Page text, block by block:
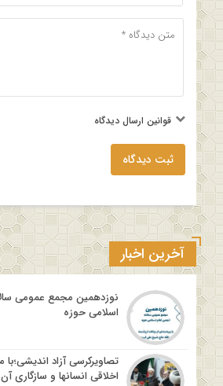
قوانین ارسال دیدگاه
ثبت دیدگاه
آخرین اخبار
نوزدهمین مجمع عمومی
اسلامی حوزه
تصاویرکرسی آزاد
اخلاقی انسانها و سازگاری